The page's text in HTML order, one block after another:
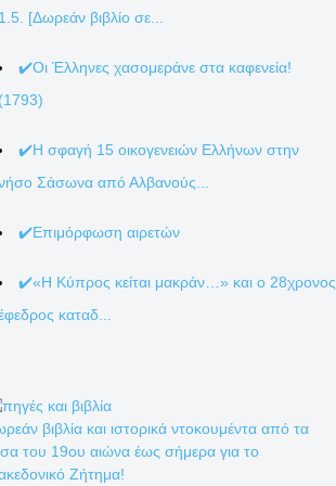
1.5. [Δωρεάν βιβλίο σε...
✔️Οι Έλληνες χασομεράνε στα καφενεία!
(1793)
✔️Η σφαγή 15 οικογενειών Ελλήνων στην
Σάσωνα από Αλβανούς...
✔️Επιμόρφωση αιρετών
✔️«Η Κύπρος κείται μακράν…» και ο 28χρονος
καταδ...
βιβλία και ιστορικά ντοκουμέντα από τα
του 19ου αιώνα έως σήμερα για το
Ζήτημα!